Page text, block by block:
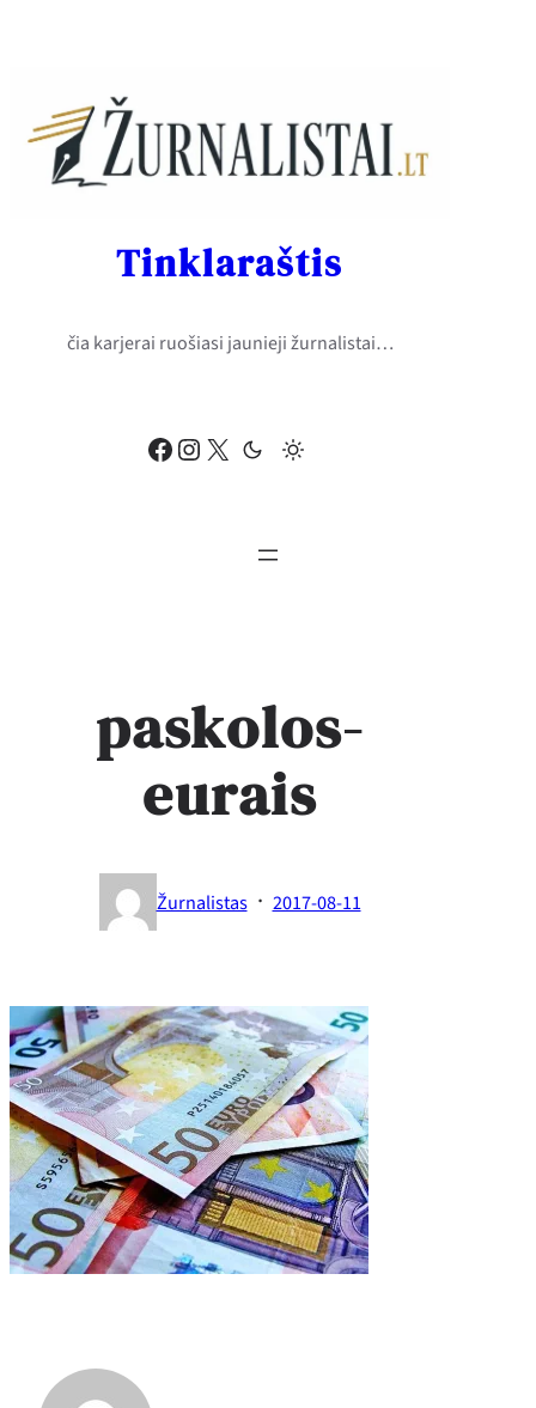
Facebook Instagram X
Tinklaraštis
čia karjerai ruošiasi jaunieji žurnalistai…
paskolos-
eurais
Žurnalistas · 2017-08-11